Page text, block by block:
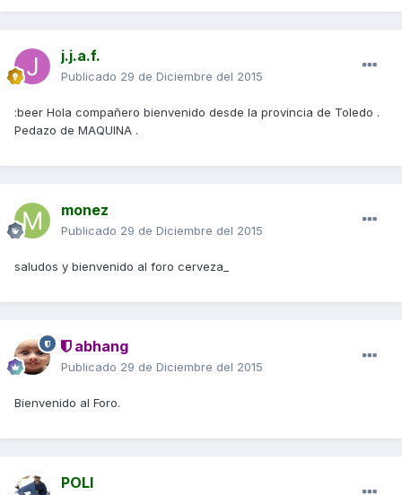
j.j.a.f.
Publicado 29 de Diciembre del 2015
:beer Hola compañero bienvenido desde la provincia de Toledo .
Pedazo de MAQUINA .
monez
Publicado 29 de Diciembre del 2015
saludos y bienvenido al foro cerveza_
abhang
Publicado 29 de Diciembre del 2015
Bienvenido al Foro.
POLI